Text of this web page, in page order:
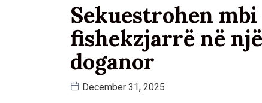
Sekuestrohen
fishekzjarrë në
doganor
December 31, 2025